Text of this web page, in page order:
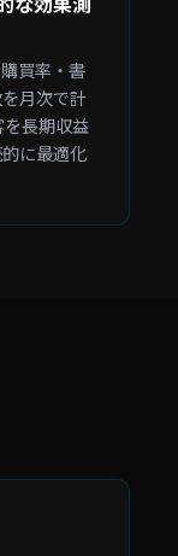
買率・書
月次で計
長期収益
に最適化